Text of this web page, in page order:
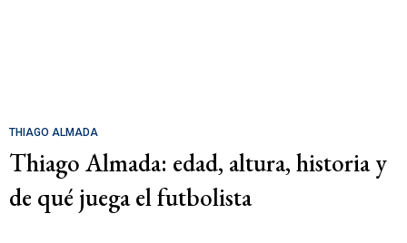
THIAGO ALMADA
Thiago Almada: edad, altura, historia y
de qué juega el futbolista